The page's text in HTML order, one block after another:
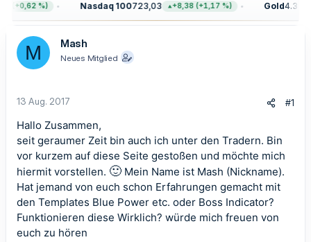
r
m
(+0,62 %) Nasdaq 100723,03 +8,38 (+1,17 %) Gold
M Mash
Neues Mitglied
13 Aug. 2017 #1
Hallo Zusammen,
seit geraumer Zeit bin auch ich unter den Tradern. Bin
vor kurzem auf diese Seite gestoßen und möchte mich
hiermit vorstellen. 🙂 Mein Name ist Mash (Nickname).
Hat jemand von euch schon Erfahrungen gemacht mit
den Templates Blue Power etc. oder Boss Indicator?
Funktionieren diese Wirklich? würde mich freuen von
euch zu hören